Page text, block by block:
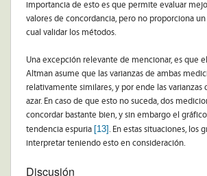
importancia de esto es que permite evaluar
valores de concordancia, pero no proporciona un
cual validar los métodos.
Una excepción relevante de mencionar, es que
Altman asume que las varianzas de ambas
relativamente similares, y por ende las varianzas
azar. En caso de que esto no suceda, dos
concordar bastante bien, y sin embargo el
tendencia espuria [13]. En estas situaciones, los
interpretar teniendo esto en consideración.
Discusión